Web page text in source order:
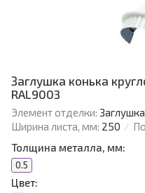
Заглушка конька
RAL9003
Элемент отделки:
Ширина листа, мм: 250
Толщина металла, мм:
0.5
Цвет: